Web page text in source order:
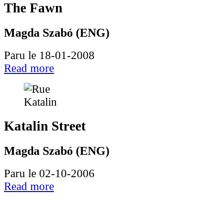
The Fawn
Magda Szabó (ENG)
Paru le 18-01-2008
Read more
Katalin Street
Magda Szabó (ENG)
Paru le 02-10-2006
Read more